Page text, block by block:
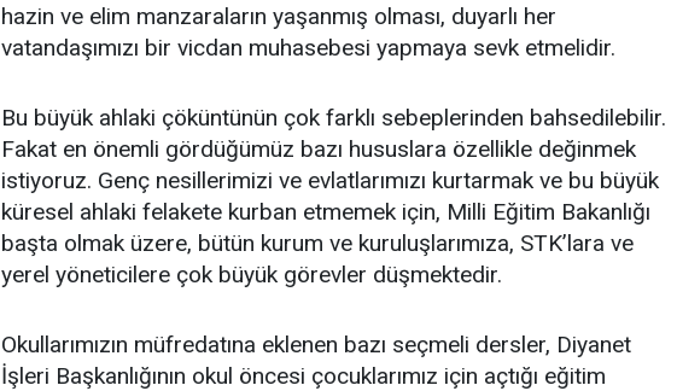
hazin ve elim manzaraların yaşanmış olması, duyarlı her
vatandaşımızı bir vicdan muhasebesi yapmaya sevk etmelidir.
Bu büyük ahlaki çöküntünün çok farklı sebeplerinden bahsedilebilir.
Fakat en önemli gördüğümüz bazı hususlara özellikle değinmek
istiyoruz. Genç nesillerimizi ve evlatlarımızı kurtarmak ve bu büyük
küresel ahlaki felakete kurban etmemek için, Milli Eğitim Bakanlığı
başta olmak üzere, bütün kurum ve kuruluşlarımıza, STK’lara ve
yerel yöneticilere çok büyük görevler düşmektedir.
Okullarımızın müfredatına eklenen bazı seçmeli dersler, Diyanet
İşleri Başkanlığının okul öncesi çocuklarımız için açtığı eğitim